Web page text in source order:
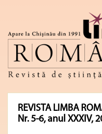
REVISTA LIMBA
Nr. 5-6, anul XXXIV,